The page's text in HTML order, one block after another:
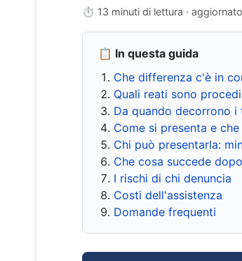
⏱ 13 minuti di lettura ·
📋 In questa guida
Che differenza c'è in
Quali reati sono
Da quando decorrono i
Come si presenta e
Chi può presentarla:
Che cosa succede dopo
I rischi di chi denuncia
Costi dell'assistenza
Domande frequenti